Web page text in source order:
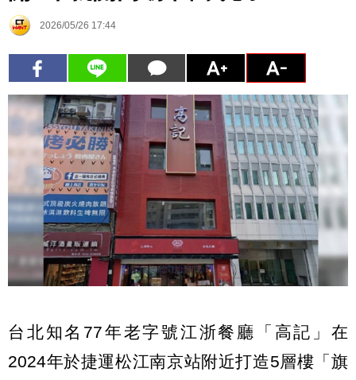
2026/05/26 17:44
台北知名77年老字號江浙餐廳「高記」在
2024年於捷運松江南京站附近打造5層樓「旗